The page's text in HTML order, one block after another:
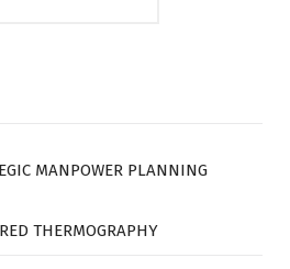
MANPOWER PLANNING
THERMOGRAPHY